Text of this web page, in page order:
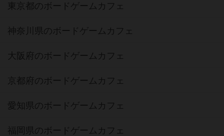
東京都のボードゲームカフェ
神奈川県のボードゲームカフェ
大阪府のボードゲームカフェ
京都府のボードゲームカフェ
愛知県のボードゲームカフェ
福岡県のボードゲームカフェ